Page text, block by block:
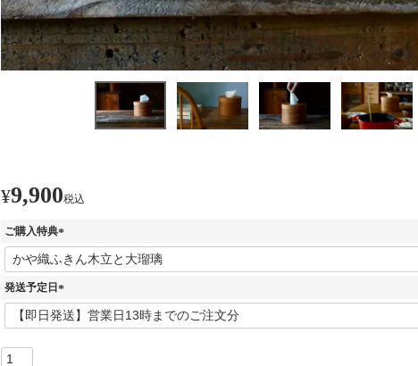
¥9,900税込
ご購入特典
(
必
須
発送予定日
(
必